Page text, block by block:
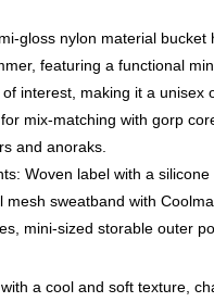
點
HK$499.00或以上免運費
店
gloss nylon material bucket
featuring a functional
interest, making it a unisex
mix-matching with gorp
and anoraks.
Woven label with a
mesh sweatband with
mini-sized storable outer
a cool and soft texture,